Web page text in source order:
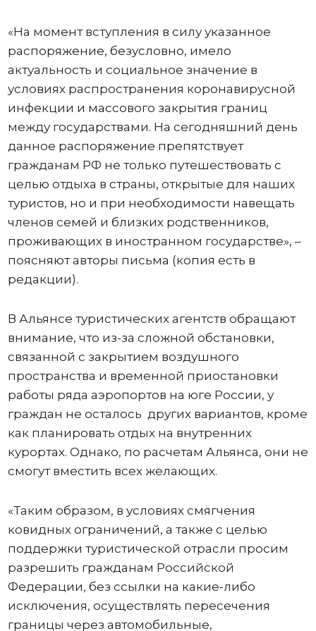
«На момент вступления в силу указанное
распоряжение, безусловно, имело
актуальность и социальное значение в
условиях распространения коронавирусной
инфекции и массового закрытия границ
между государствами. На сегодняшний день
данное распоряжение препятствует
гражданам РФ не только путешествовать с
целью отдыха в страны, открытые для наших
туристов, но и при необходимости навещать
членов семей и близких родственников,
проживающих в иностранном государстве», –
поясняют авторы письма (копия есть в
редакции).
В Альянсе туристических агентств обращают
внимание, что из-за сложной обстановки,
связанной с закрытием воздушного
пространства и временной приостановки
работы ряда аэропортов на юге России, у
граждан не осталось других вариантов, кроме
как планировать отдых на внутренних
курортах. Однако, по расчетам Альянса, они не
смогут вместить всех желающих.
«Таким образом, в условиях смягчения
ковидных ограничений, а также с целью
поддержки туристической отрасли просим
разрешить гражданам Российской
Федерации, без ссылки на какие-либо
исключения, осуществлять пересечения
границы через автомобильные,